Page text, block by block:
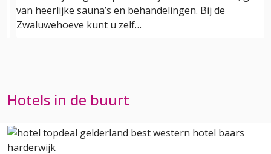
van heerlijke sauna’s en behandelingen. Bij de
Zwaluwehoeve kunt u zelf…
Hotels in de buurt